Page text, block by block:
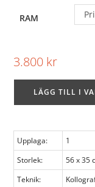
RAM
3.800 kr
LÄGG TILL I
Upplaga:
1
Storlek:
56 x 35
Teknik: